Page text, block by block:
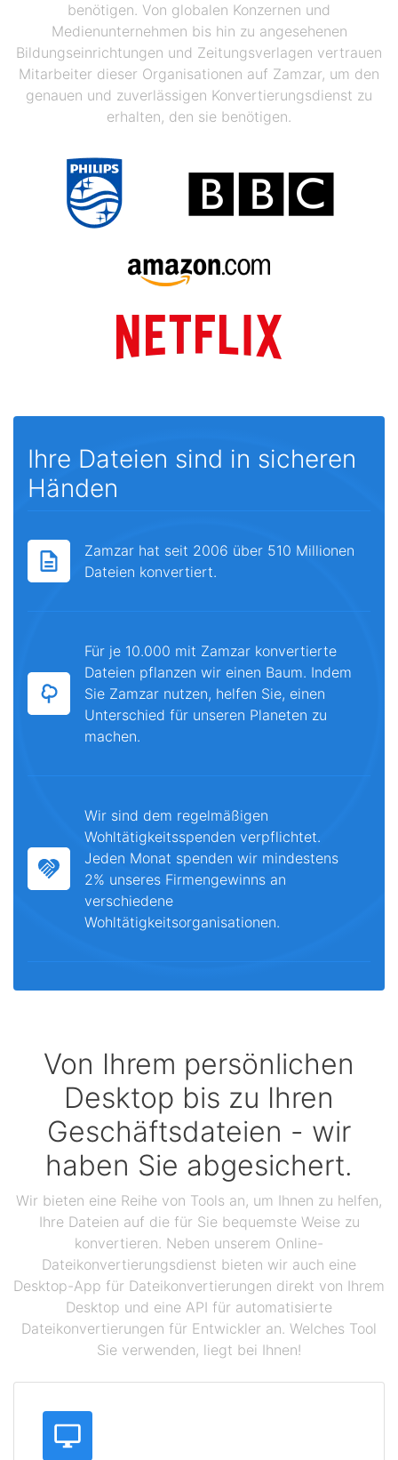
benötigen. Von globalen Konzernen und
Medienunternehmen bis hin zu angesehenen
Bildungseinrichtungen und Zeitungsverlagen vertrauen
Mitarbeiter dieser Organisationen auf Zamzar, um den
genauen und zuverlässigen Konvertierungsdienst zu
erhalten, den sie benötigen.
Ihre Dateien sind in sicheren
Händen
Zamzar hat seit 2006 über 510 Millionen
Dateien konvertiert.
Für je 10.000 mit Zamzar konvertierte
Dateien pflanzen wir einen Baum. Indem
Sie Zamzar nutzen, helfen Sie, einen
Unterschied für unseren Planeten zu
machen.
Wir sind dem regelmäßigen
Wohltätigkeitsspenden verpflichtet.
Jeden Monat spenden wir mindestens
2% unseres Firmengewinns an
verschiedene
Wohltätigkeitsorganisationen.
Von Ihrem persönlichen
Desktop bis zu Ihren
Geschäftsdateien - wir
haben Sie abgesichert.
Wir bieten eine Reihe von Tools an, um Ihnen zu helfen,
Ihre Dateien auf die für Sie bequemste Weise zu
konvertieren. Neben unserem Online-
Dateikonvertierungsdienst bieten wir auch eine
Desktop-App für Dateikonvertierungen direkt von Ihrem
Desktop und eine API für automatisierte
Dateikonvertierungen für Entwickler an. Welches Tool
Sie verwenden, liegt bei Ihnen!